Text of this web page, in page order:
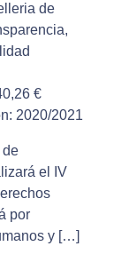
de
€
2020/2021
de
el IV
por
y […]